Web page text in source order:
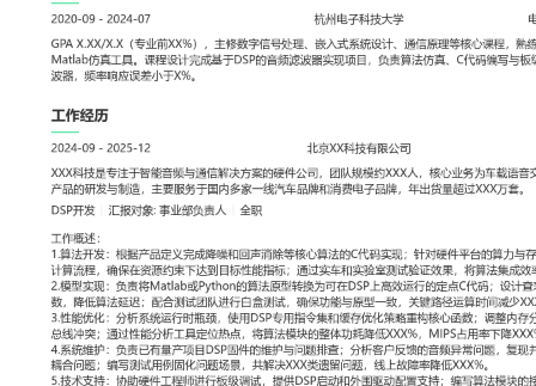
求职意向
工作性质: 全职应聘职位: DSP开发期望工作地址: 北京期望薪资:
工作经历
2024-09 -2025-12
XXX科技是专注于智能音频与通信解决方案的硬件公司，团队规模
车载语音交互系统、主动降噪耳机等产品的研发与制造，主要服务
牌和消费电子品牌，年出货量超过XXX万套。
DSP开发汇报对象：部门总监